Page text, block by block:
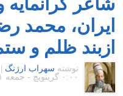
ایران، محمد
ازبند ظلم و
نوشته سهراب ارژنگ
۰:۰۰ گرينويچ - جمعه ۱۱ اردیبهشت ۱۳۹۴